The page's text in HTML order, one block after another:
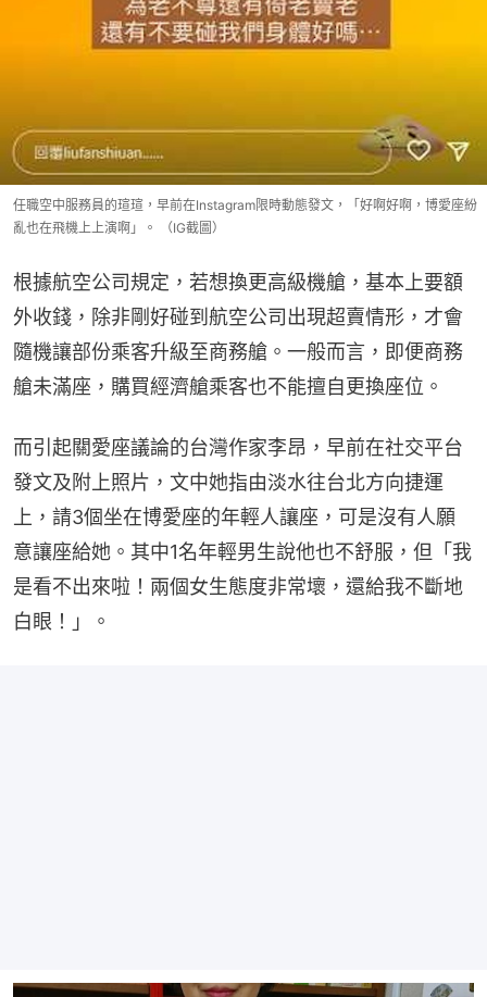
任職空中服務員的瑄瑄，早前在Instagram限時動態發文，「好啊好啊，博愛座紛
亂也在飛機上上演啊」。 （IG截圖）
根據航空公司規定，若想換更高級機艙，基本上要額
外收錢，除非剛好碰到航空公司出現超賣情形，才會
隨機讓部份乘客升級至商務艙。一般而言，即便商務
艙未滿座，購買經濟艙乘客也不能擅自更換座位。
而引起關愛座議論的台灣作家李昂，早前在社交平台
發文及附上照片，文中她指由淡水往台北方向捷運
上，請3個坐在博愛座的年輕人讓座，可是沒有人願
意讓座給她。其中1名年輕男生說他也不舒服，但「我
是看不出來啦！兩個女生態度非常壞，還給我不斷地
白眼！」。